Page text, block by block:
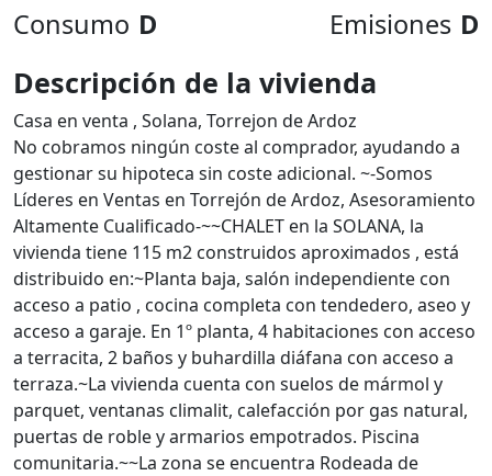
Consumo D Emisiones D
Descripción de la vivienda
Casa en venta , Solana, Torrejon de Ardoz
No cobramos ningún coste al comprador, ayudando a
gestionar su hipoteca sin coste adicional. ~-Somos
Líderes en Ventas en Torrejón de Ardoz, Asesoramiento
Altamente Cualificado-~~CHALET en la SOLANA, la
vivienda tiene 115 m2 construidos aproximados , está
distribuido en:~Planta baja, salón independiente con
acceso a patio , cocina completa con tendedero, aseo y
acceso a garaje. En 1º planta, 4 habitaciones con acceso
a terracita, 2 baños y buhardilla diáfana con acceso a
terraza.~La vivienda cuenta con suelos de mármol y
parquet, ventanas climalit, calefacción por gas natural,
puertas de roble y armarios empotrados. Piscina
comunitaria.~~La zona se encuentra Rodeada de